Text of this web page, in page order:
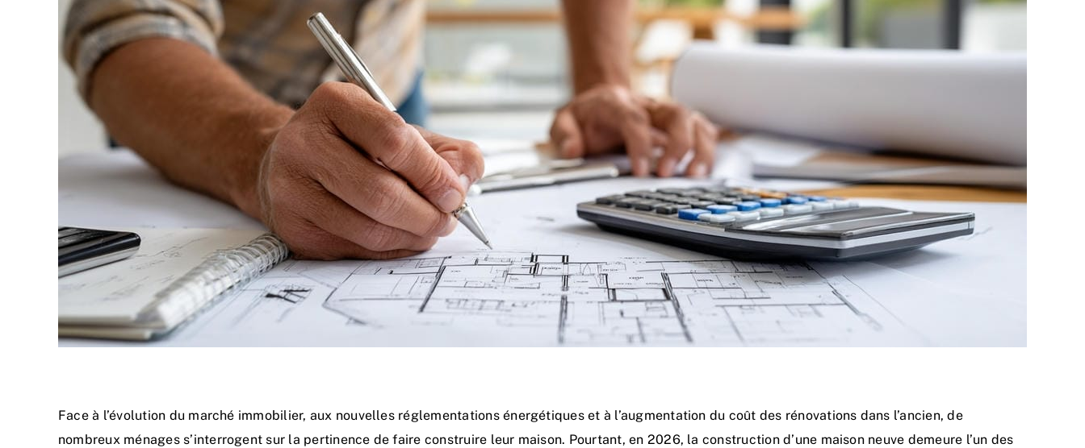
Face à l’évolution du marché immobilier, aux nouvelles réglementations énergétiques et à l’augmentation du coût des rénovations dans l’ancien, de
nombreux ménages s’interrogent sur la pertinence de faire construire leur maison. Pourtant, en 2026, la construction d’une maison neuve demeure l’un des